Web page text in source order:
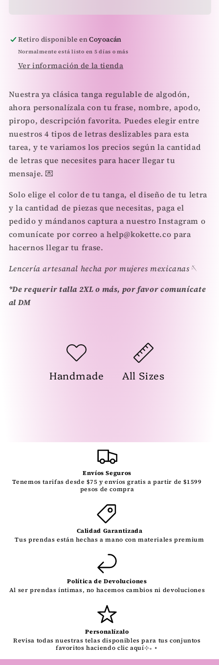
Retiro disponible enCoyoacán
Normalmente está listo en 5 días o más
Ver información de la tienda
Nuestra ya clásica tanga regulable de algodón,
ahora personalízala con tu frase, nombre, apodo,
piropo, descripción favorita. Puedes elegir entre
nuestros 4 tipos de letras deslizables para esta
tarea, y te variamos los precios según la cantidad
de letras que necesites para hacer llegar tu
mensaje. 💌
Solo elige el color de tu tanga, el diseño de tu letra
y la cantidad de piezas que necesitas, paga el
pedido y mándanos captura a nuestro Instagram o
comunícate por correo a help@kokette.co para
hacernos llegar tu frase.
Lencería artesanal hecha por mujeres mexicanas🪡
*De requerir talla 2XL o más, por favor comunícate
al DM
Handmade All Sizes
Envíos Seguros
Tenemos tarifas desde $75 y envíos gratis a partir de $1599
pesos de compra
Calidad Garantizada
Tus prendas están hechas a mano con materiales premium
Política de Devoluciones
Al ser prendas íntimas, no hacemos cambios ni devoluciones
Personalízalo
Revisa todas nuestras telas disponibles para tus conjuntos
favoritos haciendo clic aquí⊹₊ ⋆